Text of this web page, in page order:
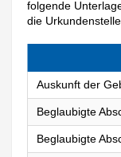
folgende
die
Auskunft der
Beglaubigte
Beglaubigte